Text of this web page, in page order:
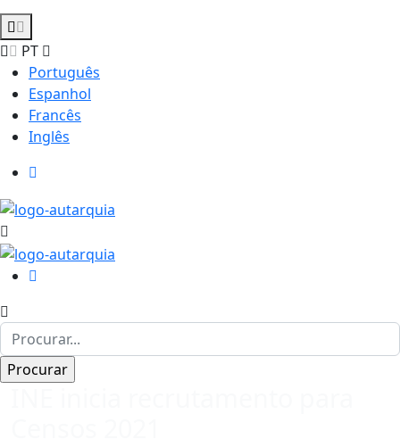
PT
Português
Espanhol
Francês
Inglês